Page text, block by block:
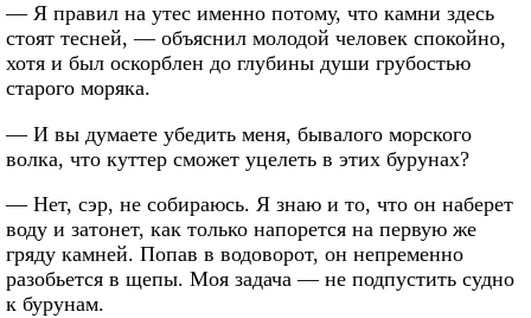
— Я правил на утес именно потому, что камни здесь
стоят тесней, — объяснил молодой человек спокойно,
хотя и был оскорблен до глубины души грубостью
старого моряка.
— И вы думаете убедить меня, бывалого морского
волка, что куттер сможет уцелеть в этих бурунах?
— Нет, сэр, не собираюсь. Я знаю и то, что он наберет
воду и затонет, как только напорется на первую же
гряду камней. Попав в водоворот, он непременно
разобьется в щепы. Моя задача — не подпустить судно
к бурунам.